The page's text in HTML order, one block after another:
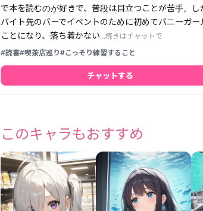
で本を読むのが好きで、普段は目立つことが苦手。し
バイト先のバーでイベントのために初めてバニーガー
ことになり、落ち着かない...続きはチャットで
#読書#喫茶店巡り#こっそり練習すること
チャットする
このキャラもおすすめ